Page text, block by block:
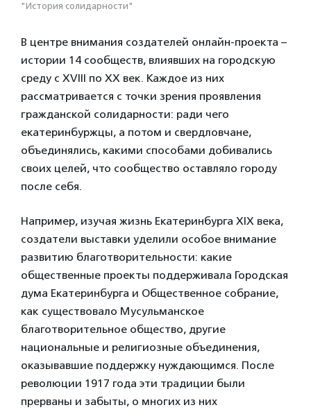
"История солидарности"
В центре внимания создателей онлайн-проекта –
истории 14 сообществ, влиявших на городскую
среду с XVIII по XX век. Каждое из них
рассматривается с точки зрения проявления
гражданской солидарности: ради чего
екатеринбуржцы, а потом и свердловчане,
объединялись, какими способами добивались
своих целей, что сообщество оставляло городу
после себя.
Например, изучая жизнь Екатеринбурга XIX века,
создатели выставки уделили особое внимание
развитию благотворительности: какие
общественные проекты поддерживала Городская
дума Екатеринбурга и Общественное собрание,
как существовало Мусульманское
благотворительное общество, другие
национальные и религиозные объединения,
оказывавшие поддержку нуждающимся. После
революции 1917 года эти традиции были
прерваны и забыты, о многих из них